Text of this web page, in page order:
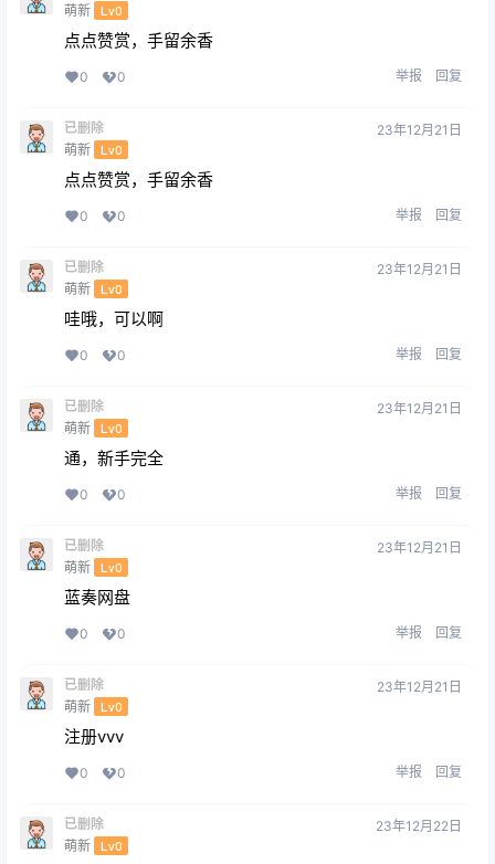
萌新 Lv0
点点赞赏，手留余香
0 0 举报 回复
已删除
萌新 Lv0
23年12月21日
点点赞赏，手留余香
0 0 举报 回复
已删除
萌新 Lv0
23年12月21日
哇哦，可以啊
0 0 举报 回复
已删除
萌新 Lv0
23年12月21日
通，新手完全
0 0 举报 回复
已删除
萌新 Lv0
23年12月21日
蓝奏网盘
0 0 举报 回复
已删除
萌新 Lv0
23年12月21日
注册vvv
0 0 举报 回复
已删除
萌新 Lv0
23年12月22日